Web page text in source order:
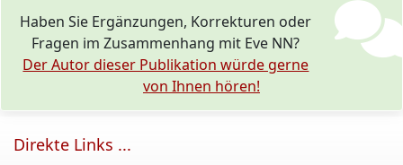
Haben Sie Ergänzungen, Korrekturen oder
Fragen im Zusammenhang mit Eve NN?
Der Autor dieser Publikation würde gerne
von Ihnen hören!
Direkte Links ...